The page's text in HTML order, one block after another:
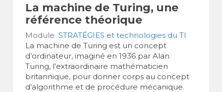
La machine de Turing, une
référence théorique
Module STRATÉGIES et technologies du TI
La machine de Turing est un concept
d’ordinateur, imaginé en 1936 par Alan
Turing, l’extraordinaire mathématicien
britannique, pour donner corps au concept
d’algorithme et de procédure mécanique.